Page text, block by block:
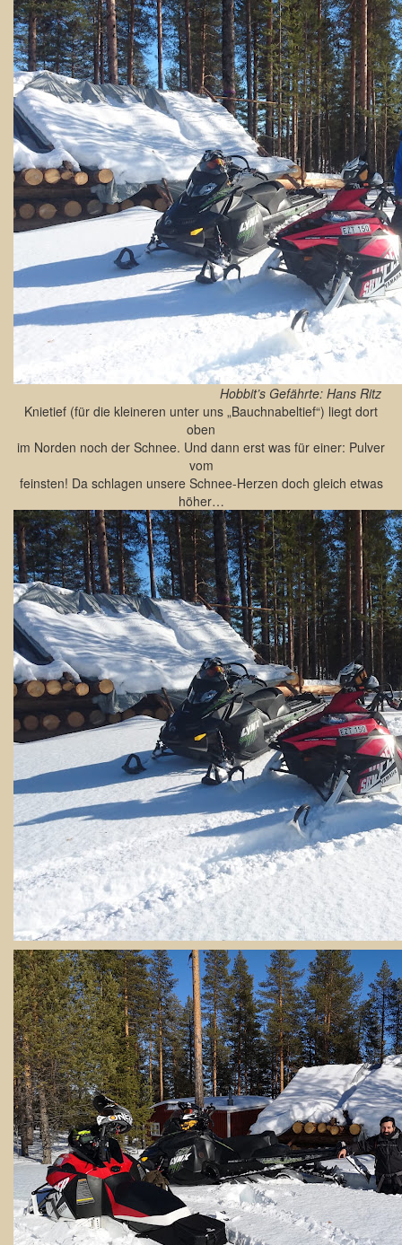
Hobbit’s Gefährte: Hans Ritz
Knietief (für die kleineren unter uns „Bauchnabeltief“) liegt dort
oben
im Norden noch der Schnee. Und dann erst was für einer: Pulver
vom
feinsten! Da schlagen unsere Schnee-Herzen doch gleich etwas
höher…